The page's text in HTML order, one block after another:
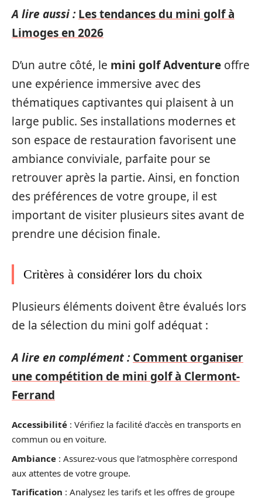
A lire aussi : Les tendances du mini golf à
Limoges en 2026
D’un autre côté, le mini golf Adventure offre
une expérience immersive avec des
thématiques captivantes qui plaisent à un
large public. Ses installations modernes et
son espace de restauration favorisent une
ambiance conviviale, parfaite pour se
retrouver après la partie. Ainsi, en fonction
des préférences de votre groupe, il est
important de visiter plusieurs sites avant de
prendre une décision finale.
Critères à considérer lors du choix
Plusieurs éléments doivent être évalués lors
de la sélection du mini golf adéquat :
A lire en complément : Comment organiser
une compétition de mini golf à Clermont-
Ferrand
Accessibilité : Vérifiez la facilité d’accès en transports en
commun ou en voiture.
Ambiance : Assurez-vous que l’atmosphère correspond
aux attentes de votre groupe.
Tarification : Analysez les tarifs et les offres de groupe